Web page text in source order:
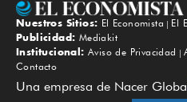
Nuestros Sitios: El Economista El
Publicidad: Mediakit
Institucional: Aviso de Privacidad
Contacto
Una empresa de Nacer